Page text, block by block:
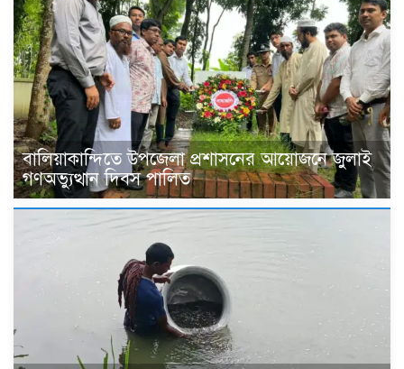
বালিয়াকান্দিতে উপজেলা প্রশাসনের আয়োজনে জুলাই
গণঅভ্যুত্থান দিবস পালিত